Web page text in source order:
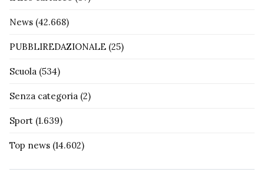
News (42.668)
PUBBLIREDAZIONALE (25)
Scuola (534)
Senza categoria (2)
Sport (1.639)
Top news (14.602)